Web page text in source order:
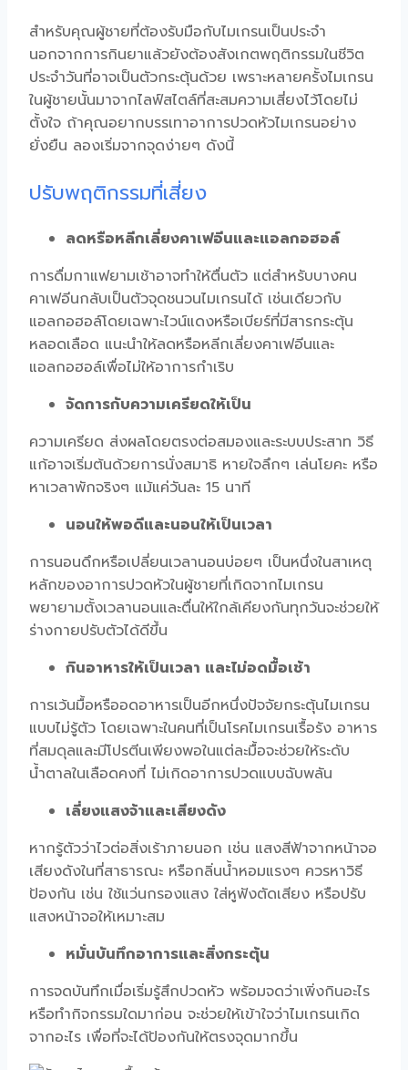
สำหรับคุณผู้ชายที่ต้องรับมือกับไมเกรนเป็นประจำ
นอกจากการกินยาแล้วยังต้องสังเกตพฤติกรรมในชีวิต
ประจำวันที่อาจเป็นตัวกระตุ้นด้วย เพราะหลายครั้งไมเกรน
ในผู้ชายนั้นมาจากไลฟ์สไตล์ที่สะสมความเสี่ยงไว้โดยไม่
ตั้งใจ ถ้าคุณอยากบรรเทาอาการปวดหัวไมเกรนอย่าง
ยั่งยืน ลองเริ่มจากจุดง่ายๆ ดังนี้
ปรับพฤติกรรมที่เสี่ยง
ลดหรือหลีกเลี่ยงคาเฟอีนและแอลกอฮอล์
การดื่มกาแฟยามเช้าอาจทำให้ตื่นตัว แต่สำหรับบางคน
คาเฟอีนกลับเป็นตัวจุดชนวนไมเกรนได้ เช่นเดียวกับ
แอลกอฮอล์โดยเฉพาะไวน์แดงหรือเบียร์ที่มีสารกระตุ้น
หลอดเลือด แนะนำให้ลดหรือหลีกเลี่ยงคาเฟอีนและ
แอลกอฮอล์เพื่อไม่ให้อาการกำเริบ
จัดการกับความเครียดให้เป็น
ความเครียด ส่งผลโดยตรงต่อสมองและระบบประสาท วิธี
แก้อาจเริ่มต้นด้วยการนั่งสมาธิ หายใจลึกๆ เล่นโยคะ หรือ
หาเวลาพักจริงๆ แม้แค่วันละ 15 นาที
นอนให้พอดีและนอนให้เป็นเวลา
การนอนดึกหรือเปลี่ยนเวลานอนบ่อยๆ เป็นหนึ่งในสาเหตุ
หลักของอาการปวดหัวในผู้ชายที่เกิดจากไมเกรน
พยายามตั้งเวลานอนและตื่นให้ใกล้เคียงกันทุกวันจะช่วยให้
ร่างกายปรับตัวได้ดีขึ้น
กินอาหารให้เป็นเวลา และไม่อดมื้อเช้า
การเว้นมื้อหรืออดอาหารเป็นอีกหนึ่งปัจจัยกระตุ้นไมเกรน
แบบไม่รู้ตัว โดยเฉพาะในคนที่เป็นโรคไมเกรนเรื้อรัง อาหาร
ที่สมดุลและมีโปรตีนเพียงพอในแต่ละมื้อจะช่วยให้ระดับ
น้ำตาลในเลือดคงที่ ไม่เกิดอาการปวดแบบฉับพลัน
เลี่ยงแสงจ้าและเสียงดัง
หากรู้ตัวว่าไวต่อสิ่งเร้าภายนอก เช่น แสงสีฟ้าจากหน้าจอ
เสียงดังในที่สาธารณะ หรือกลิ่นน้ำหอมแรงๆ ควรหาวิธี
ป้องกัน เช่น ใช้แว่นกรองแสง ใส่หูฟังตัดเสียง หรือปรับ
แสงหน้าจอให้เหมาะสม
หมั่นบันทึกอาการและสิ่งกระตุ้น
การจดบันทึกเมื่อเริ่มรู้สึกปวดหัว พร้อมจดว่าเพิ่งกินอะไร
หรือทำกิจกรรมใดมาก่อน จะช่วยให้เข้าใจว่าไมเกรนเกิด
จากอะไร เพื่อที่จะได้ป้องกันให้ตรงจุดมากขึ้น